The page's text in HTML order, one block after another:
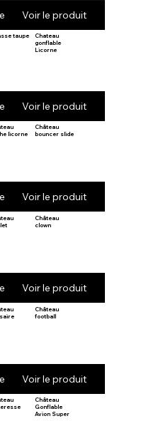
produit
Voir le produit
taupe
produit
Chateau
gonflable
Licorne
Voir le produit
licorne
produit
Château
bouncer slide
Voir le produit
produit
Château
clown
Voir le produit
produit
Château
football
Voir le produit
Château
Gonflable
Avion Super